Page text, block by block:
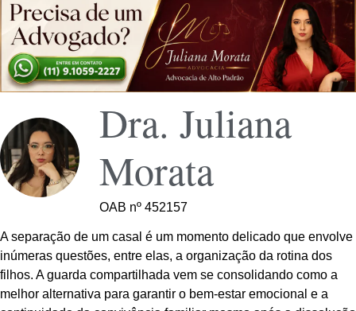
Dra. Juliana
Morata
OAB nº 452157
A separação de um casal é um momento delicado que envolve
inúmeras questões, entre elas, a organização da rotina dos
filhos. A guarda compartilhada vem se consolidando como a
melhor alternativa para garantir o bem-estar emocional e a